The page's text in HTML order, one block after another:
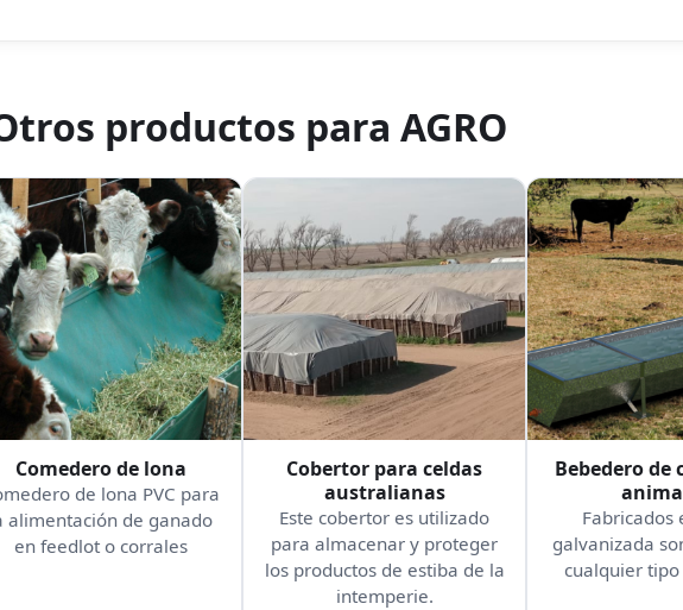
productos para AGRO
Comedero de lona
de lona PVC para
alimentación de ganado
en feedlot o corrales
Cobertor para celdas
australianas
Este cobertor es utilizado
para almacenar y proteger
los productos de estiba de la
intemperie.
Bebedero de
Fabricados
galvanizada
cualquier